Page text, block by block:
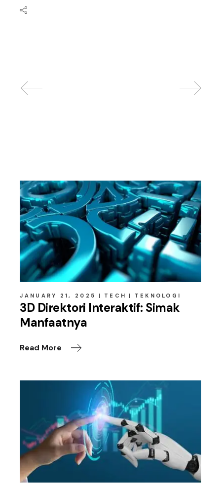
JANUARY 21, 2025 TECH TEKNOLOGI
3D Direktori Interaktif: Simak
Manfaatnya
Read More